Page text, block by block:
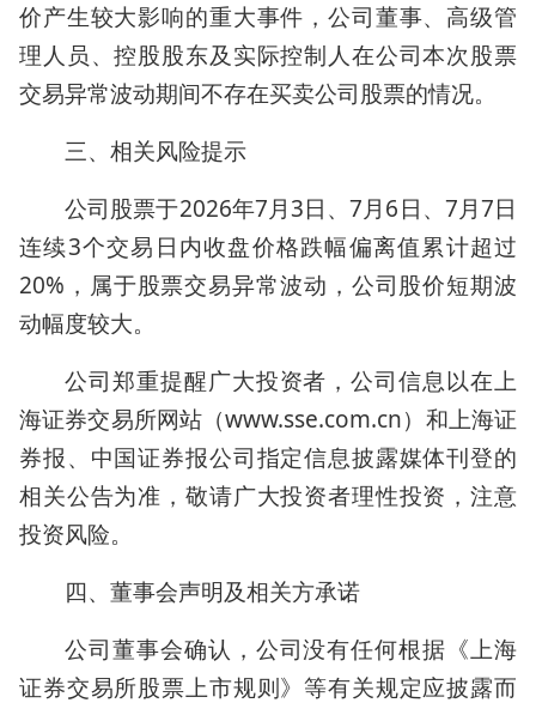
价产生较大影响的重大事件，公司董事、高级管
理人员、控股股东及实际控制人在公司本次股票
交易异常波动期间不存在买卖公司股票的情况。
三、相关风险提示
公司股票于2026年7月3日、7月6日、7月7日
连续3个交易日内收盘价格跌幅偏离值累计超过
20%，属于股票交易异常波动，公司股价短期波
动幅度较大。
公司郑重提醒广大投资者，公司信息以在上
海证券交易所网站（www.sse.com.cn）和上海证
券报、中国证券报公司指定信息披露媒体刊登的
相关公告为准，敬请广大投资者理性投资，注意
投资风险。
四、董事会声明及相关方承诺
公司董事会确认，公司没有任何根据《上海
证券交易所股票上市规则》等有关规定应披露而